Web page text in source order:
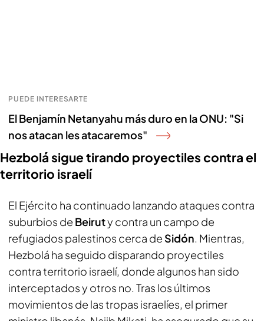
PUEDE INTERESARTE
El Benjamín Netanyahu más duro en la ONU: "Si
nos atacan les atacaremos"
Hezbolá sigue tirando proyectiles contra el
territorio israelí
El Ejército ha continuado lanzando ataques contra
suburbios de Beiruty contra un campo de
refugiados palestinos cerca de Sidón. Mientras,
Hezbolá ha seguido disparando proyectiles
contra territorio israelí, donde algunos han sido
interceptados y otros no. Tras los últimos
movimientos de las tropas israelíes, el primer